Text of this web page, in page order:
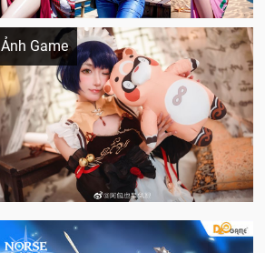
Ảnh Game
Cosplay Xiangling siêu cute